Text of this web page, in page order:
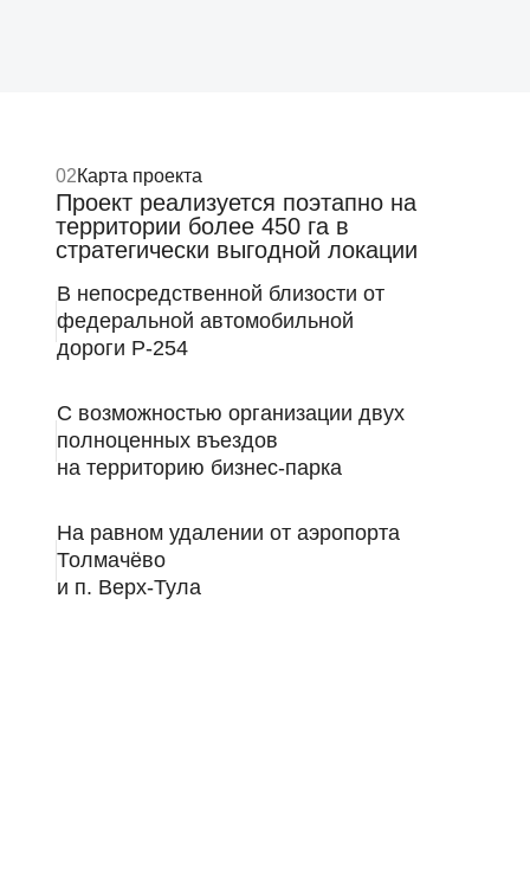
02Карта проекта
Проект реализуется поэтапно на
территории более 450 га в
стратегически выгодной локации
В непосредственной близости от
федеральной автомобильной
дороги Р-254
С возможностью организации двух
полноценных въездов
на территорию бизнес-парка
На равном удалении от аэропорта
Толмачёво
и п. Верх-Тула